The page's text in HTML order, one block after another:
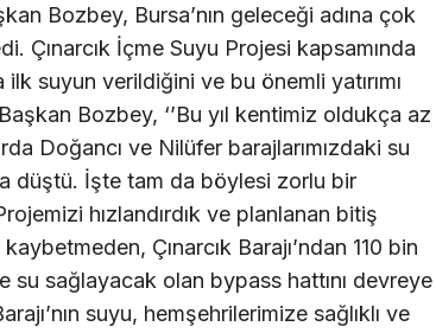
Bozbey, Bursa’nın geleceği adına çok
Çınarcık İçme Suyu Projesi kapsamında
suyun verildiğini ve bu önemli yatırımı
Bozbey, ‘’Bu yıl kentimiz oldukça az
Doğancı ve Nilüfer barajlarımızdaki su
düştü. İşte tam da böylesi zorlu bir
hızlandırdık ve planlanan bitiş
Çınarcık Barajı’ndan 110 bin
sağlayacak olan bypass hattını devreye
suyu, hemşehrilerimize sağlıklı ve